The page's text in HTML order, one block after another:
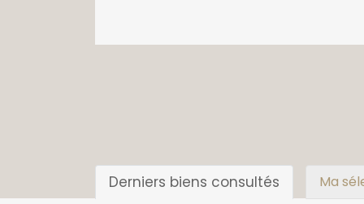
Derniers biens consultés Ma